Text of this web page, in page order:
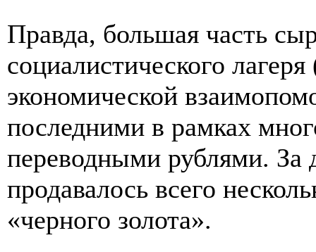
Правда, большая часть
социалистического
экономической
последними в рамках
переводными рублями. За
продавалось всего
«черного золота».